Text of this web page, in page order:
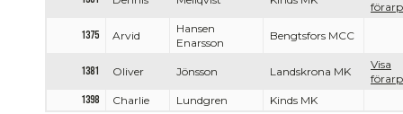
1375 Arvid
Hansen
Enarsson
Bengtsfors MCC
1381 Oliver Jönsson Landskrona MK
Visa
1398
Charlie Lundgren Kinds MK